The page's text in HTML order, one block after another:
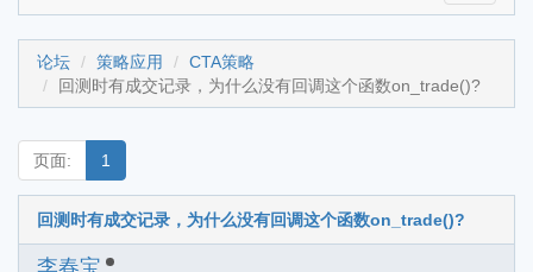
论坛 策略应用
CTA策略
回测时有成交记录，为什么没有回调这个函数on_trade()?
页面: 1
回测时有成交记录，为什么没有回调这个函数on_trade()?
李春宝